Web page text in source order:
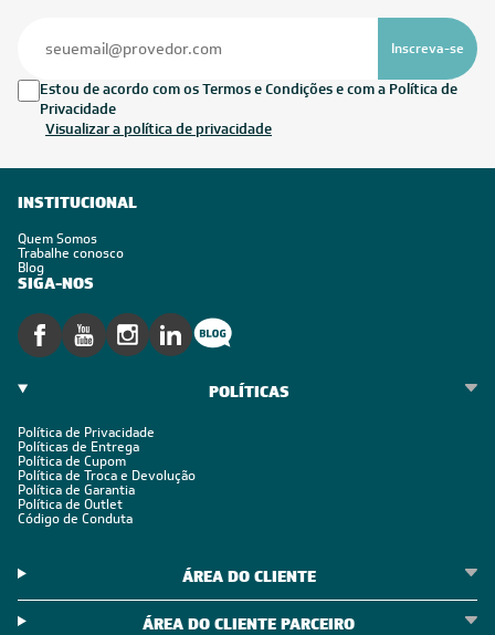
Inscreva-se
Estou de acordo com os Termos e Condições e com a Política de
Privacidade
Visualizar a política de privacidade
INSTITUCIONAL
Quem Somos
Trabalhe conosco
Blog
SIGA-NOS
POLÍTICAS
Política de Privacidade
Políticas de Entrega
Política de Cupom
Política de Troca e Devolução
Política de Garantia
Política de Outlet
Código de Conduta
ÁREA DO CLIENTE
ÁREA DO CLIENTE PARCEIRO